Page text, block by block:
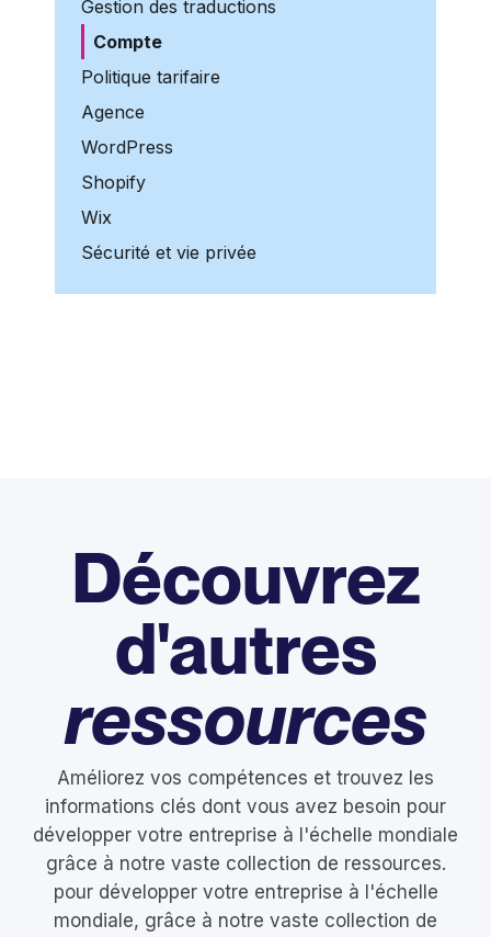
Gestion des traductions
Compte
Politique tarifaire
Agence
WordPress
Shopify
Wix
Sécurité et vie privée
Découvrez
d'autres
ressources
Améliorez vos compétences et trouvez les
informations clés dont vous avez besoin pour
développer votre entreprise à l'échelle mondiale
grâce à notre vaste collection de ressources.
pour développer votre entreprise à l'échelle
mondiale, grâce à notre vaste collection de